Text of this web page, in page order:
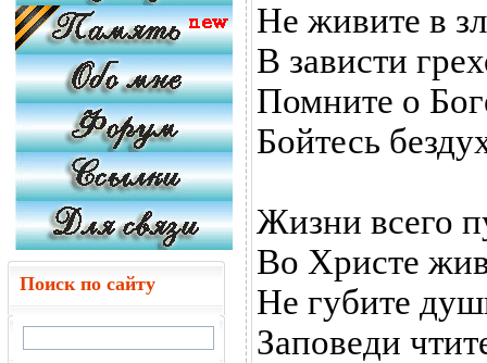
Поиск по сайту
Не живите в
В зависти
Помните о
Бойтесь
Жизни всего
Во Христе
Не губите
Заповеди